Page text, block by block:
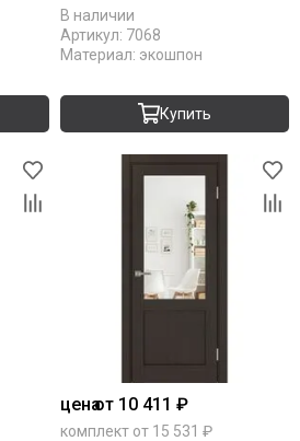
В наличии
Артикул: 7068
Материал: экошпон
Купить
ценаот 10 411 ₽
комплект от 15 531 ₽